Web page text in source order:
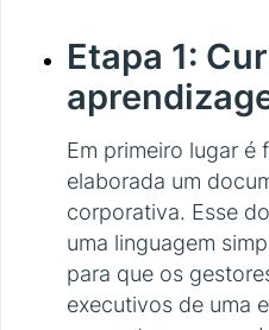
Etapa 1:
Em primeiro lugar é
elaborada um
corporativa. Esse
uma linguagem
para que os
executivos de uma